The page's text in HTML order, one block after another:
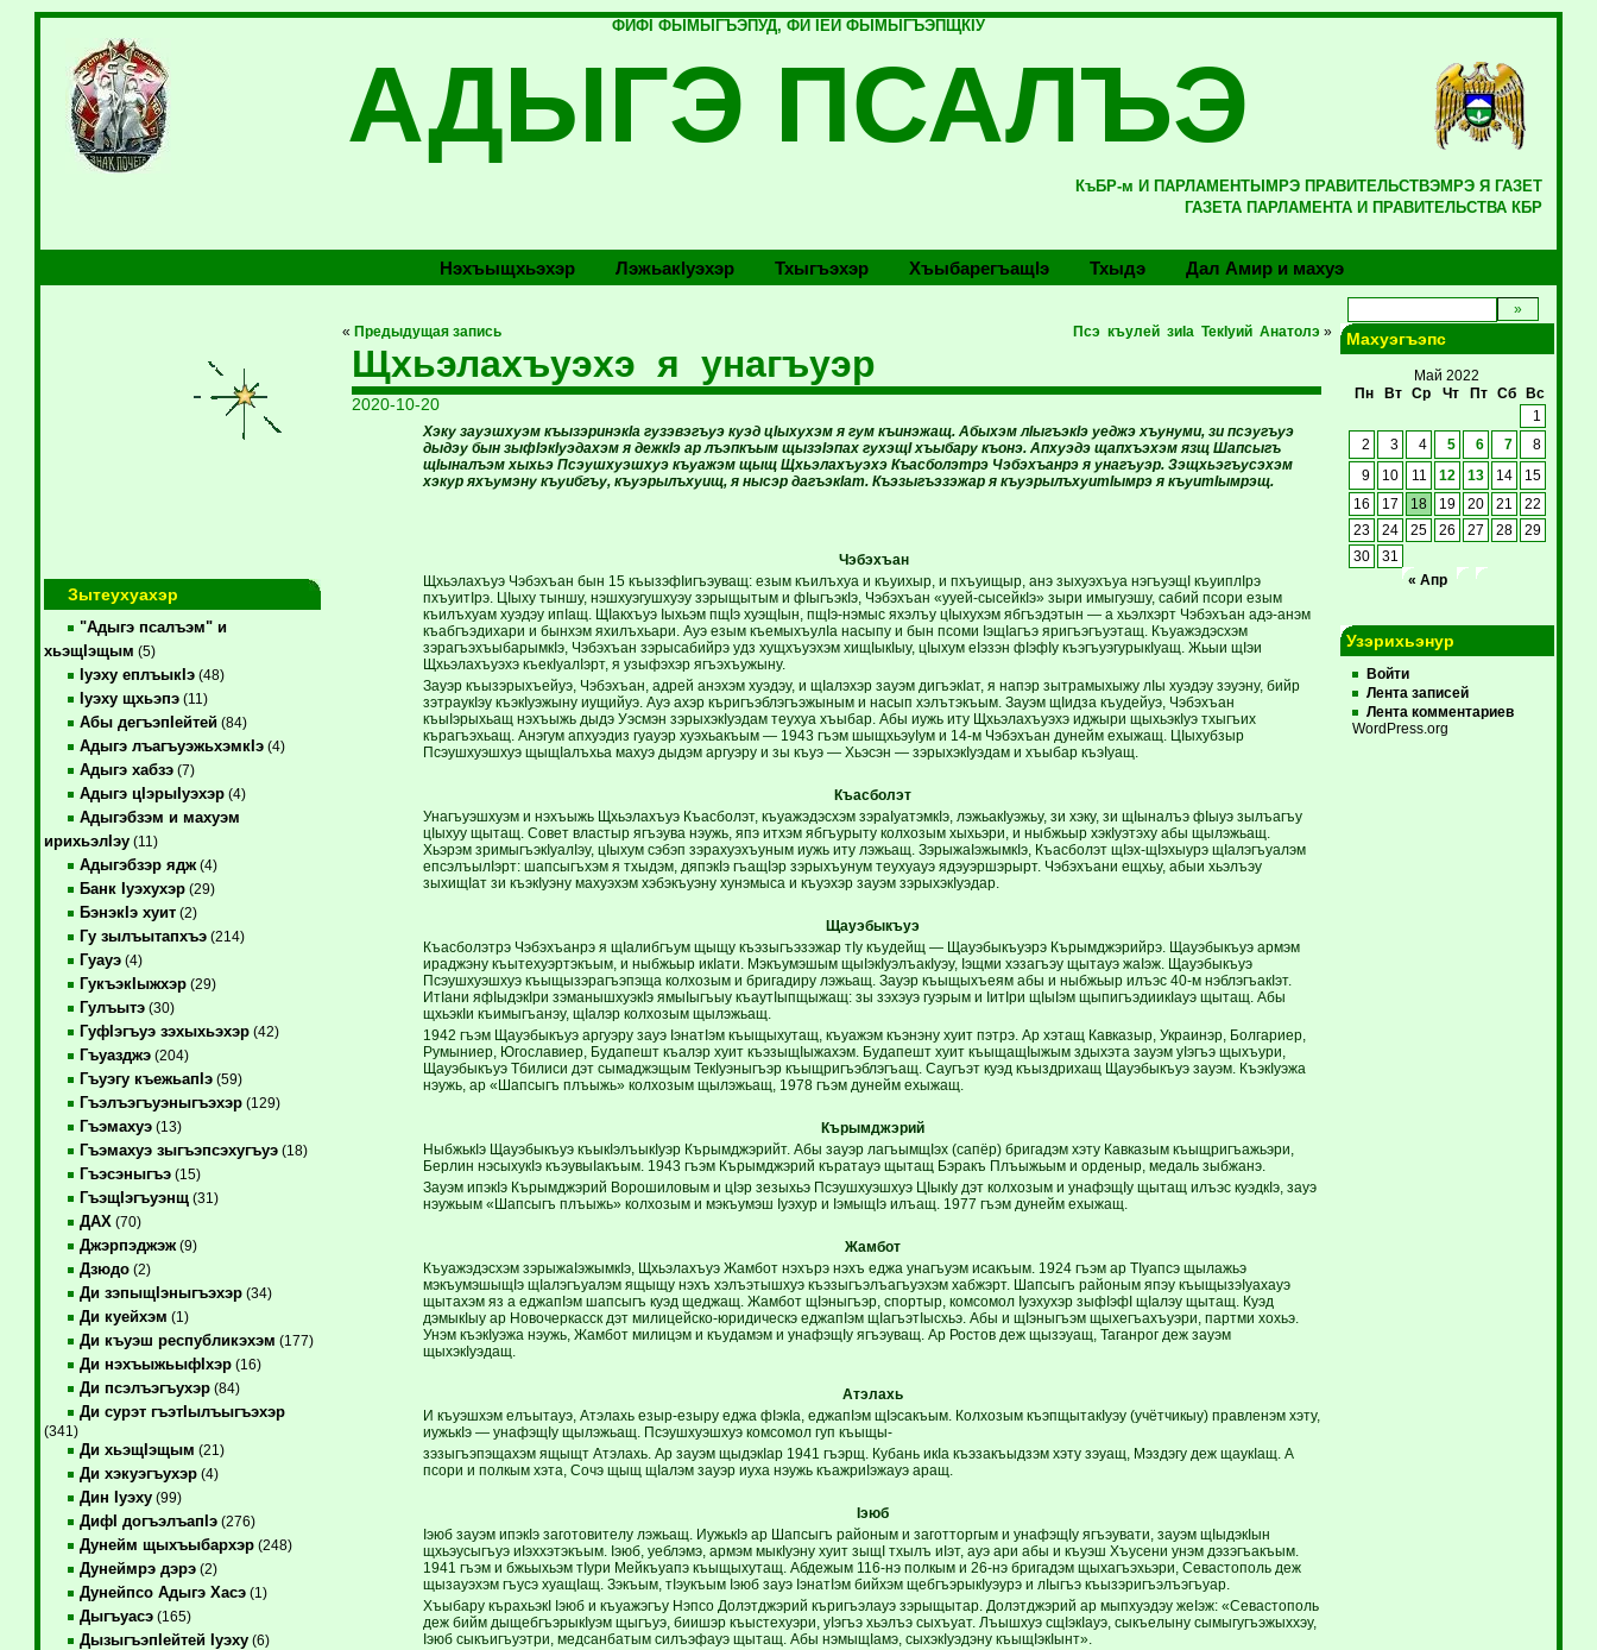
ФИФI ФЫМЫГЪЭПУД, ФИ IЕЙ ФЫМЫГЪЭПЩКIУ
АДЫГЭ ПСАЛЪЭ
КъБР-м И ПАРЛАМЕНТЫМРЭ ПРАВИТЕЛЬСТВЭМРЭ Я ГАЗЕТ
ГАЗЕТА ПАРЛАМЕНТА И ПРАВИТЕЛЬСТВА КБР
Нэхъыщхьэхэр Лэжьакlуэхэр Тхыгъэхэр Хъыбарегъащlэ Тхыдэ Дал Амир и махуэ
Зытеухуахэр
"Адыгэ псалъэм" и
хьэщIэщым (5)
Iуэху еплъыкIэ(48)
Iуэху щхьэпэ(11)
Абы дегъэпIейтей(84)
Адыгэ лъагъуэжьхэмкIэ(4)
Адыгэ хабзэ(7)
Адыгэ цIэрыIуэхэр(4)
Адыгэбзэм и махуэм
ирихьэлIэу(11)
Адыгэбзэр ядж(4)
Банк Iуэхухэр(29)
БэнэкIэ хуит(2)
Гу зылъытапхъэ(214)
Гуауэ(4)
ГукъэкIыжхэр(29)
Гулъытэ(30)
ГуфIэгъуэ зэхыхьэхэр(42)
Гъуазджэ(204)
Гъуэгу къежьапIэ(59)
Гъэлъэгъуэныгъэхэр(129)
Гъэмахуэ(13)
Гъэмахуэ зыгъэпсэхугъуэ(18)
Гъэсэныгъэ(15)
ГъэщIэгъуэнщ(31)
ДАХ (70)
Джэрпэджэж(9)
Дзюдо(2)
Ди зэпыщIэныгъэхэр(34)
Ди куейхэм (1)
Ди къуэш республикэхэм (177)
Ди нэхъыжьыфIхэр(16)
Ди псэлъэгъухэр(84)
Ди сурэт гъэтIылъыгъэхэр
(341)
Ди хьэщIэщым (21)
Ди хэкуэгъухэр(4)
Дин Iуэху(99)
ДифI догъэлъапIэ(276)
Дунейм щыхъыбархэр(248)
Дунеймрэ дэрэ(2)
Дунейпсо Адыгэ Хасэ(1)
Дыгъуасэ(165)
ДызыгъэпIейтей Iуэху(6)
« Предыдущая запись Псэ къулей зиIа ТекIуий Анатолэ»
Щхьэлахъуэхэ я унагъуэр
2020-10-20
Хэку зауэшхуэм къызэринэкIа гузэвэгъуэ куэд цIыхухэм я гум къинэжащ. Абыхэм лIыгъэкIэ уеджэ хъунуми, зи псэугъуэ
дыдэу бын зыфIэкIуэдахэм я дежкIэ ар лъэпкъым щызэIэпах гухэщI хъыбару къонэ. Апхуэдэ щапхъэхэм язщ Шапсыгъ
щIыналъэм хыхьэ Псэушхуэшхуэ къуажэм щыщ Щхьэлахъуэхэ Къасболэтрэ Чэбэхъанрэ я унагъуэр. Зэщхьэгъусэхэм
хэкур яхъумэну къуибгъу, къуэрылъхуищ, я нысэр дагъэкIат. Къэзыгъэзэжар я къуэрылъхуитIымрэ я къуитIымрэщ.
Чэбэхъан
Щхьэлахъуэ Чэбэхъан бын 15 къызэфIигъэуващ: езым къилъхуа и къуихыр, и пхъуищыр, анэ зыхуэхъуа нэгъуэщI къуиплIрэ
пхъуитIрэ. ЦIыху тыншу, нэшхуэгушхуэу зэрыщытым и фIыгъэкIэ, Чэбэхъан «ууей-сысейкIэ» зыри имыгуэшу, сабий псори езым
къилъхуам хуэдэу ипIащ. ЩIакхъуэ Iыхьэм пщIэ хуэщIын, пщIэ-нэмыс яхэлъу цIыхухэм ябгъэдэтын — а хьэлхэрт Чэбэхъан адэ-анэм
къабгъэдихари и бынхэм яхилъхьари. Ауэ езым къемыхъулIа насыпу и бын псоми IэщIагъэ яригъэгъуэтащ. Къуажэдэсхэм
зэрагъэхъыбарымкIэ, Чэбэхъан зэрысабийрэ удз хущхъуэхэм хищIыкIыу, цIыхум еIэзэн фIэфIу къэгъуэгурыкIуащ. Жьыи щIэи
Щхьэлахъуэхэ къекIуалIэрт, я узыфэхэр ягъэхъужыну.
Зауэр къызэрыхъейуэ, Чэбэхъан, адрей анэхэм хуэдэу, и щIалэхэр зауэм дигъэкIат, я напэр зытрамыхыжу лIы хуэдэу зэуэну, бийр
зэтраукIэу къэкIуэжыну иущийуэ. Ауэ ахэр къригъэблэгъэжыным и насып хэлътэкъым. Зауэм щIидза къудейуэ, Чэбэхъан
къыIэрыхьащ нэхъыжь дыдэ Уэсмэн зэрыхэкIуэдам теухуа хъыбар. Абы иужь иту Щхьэлахъуэхэ иджыри щыхьэкIуэ тхыгъих
кърагъэхьащ. Анэгум апхуэдиз гуауэр хуэхьакъым — 1943 гъэм шыщхьэуIум и 14-м Чэбэхъан дунейм ехыжащ. ЦIыхубзыр
Псэушхуэшхуэ щыщIалъхьа махуэ дыдэм аргуэру и зы къуэ — Хьэсэн — зэрыхэкIуэдам и хъыбар къэIуащ.
Къасболэт
Унагъуэшхуэм и нэхъыжь Щхьэлахъуэ Къасболэт, къуажэдэсхэм зэраIуатэмкIэ, лэжьакIуэжьу, зи хэку, зи щIыналъэ фIыуэ зылъагъу
цIыхуу щытащ. Совет властыр ягъэува нэужь, япэ итхэм ябгъурыту колхозым хыхьэри, и ныбжьыр хэкIуэтэху абы щылэжьащ.
Хьэрэм зримыгъэкIуалIэу, цIыхум сэбэп зэрахуэхъуным иужь иту лэжьащ. ЗэрыжаIэжымкIэ, Къасболэт щIэх-щIэхыурэ щIалэгъуалэм
епсэлъылIэрт: шапсыгъхэм я тхыдэм, дяпэкIэ гъащIэр зэрыхъунум теухуауэ ядэуэршэрырт. Чэбэхъани ещхьу, абыи хьэлъэу
зыхищIат зи къэкIуэну махуэхэм хэбэкъуэну хунэмыса и къуэхэр зауэм зэрыхэкIуэдар.
Щауэбыкъуэ
Къасболэтрэ Чэбэхъанрэ я щIалибгъум щыщу къэзыгъэзэжар тIу къудейщ — Щауэбыкъуэрэ Кърымджэрийрэ. Щауэбыкъуэ армэм
ираджэну къытехуэртэкъым, и ныбжьыр икIати. Мэкъумэшым щыIэкIуэлъакIуэу, Iэщми хэзагъэу щытауэ жаIэж. Щауэбыкъуэ
Псэушхуэшхуэ къыщызэрагъэпэща колхозым и бригадиру лэжьащ. Зауэр къыщыхъеям абы и ныбжьыр илъэс 40-м нэблэгъакIэт.
ИтIани яфIыдэкIри зэманышхуэкIэ ямыIыгъыу къаутIыпщыжащ: зы зэхэуэ гуэрым и IитIри щIыIэм щыпигъэдиикIауэ щытащ. Абы
щхьэкIи къимыгъанэу, щIалэр колхозым щылэжьащ.
1942 гъэм Щауэбыкъуэ аргуэру зауэ IэнатIэм къыщыхутащ, къуажэм къэнэну хуит пэтрэ. Ар хэтащ Кавказыр, Украинэр, Болгариер,
Румыниер, Югославиер, Будапешт къалэр хуит къэзыщIыжахэм. Будапешт хуит къыщащIыжым здыхэта зауэм уIэгъэ щыхъури,
Щауэбыкъуэ Тбилиси дэт сымаджэщым ТекIуэныгъэр къыщригъэблэгъащ. Саугъэт куэд къыздрихащ Щауэбыкъуэ зауэм. КъэкIуэжа
нэужь, ар «Шапсыгъ плъыжь» колхозым щылэжьащ, 1978 гъэм дунейм ехыжащ.
Кърымджэрий
НыбжькIэ Щауэбыкъуэ къыкIэлъыкIуэр Кърымджэрийт. Абы зауэр лагъымщIэх (сапёр) бригадэм хэту Кавказым къыщригъажьэри,
Берлин нэсыхукIэ къэувыIакъым. 1943 гъэм Кърымджэрий къратауэ щытащ Бэракъ Плъыжьым и орденыр, медаль зыбжанэ.
Зауэм ипэкIэ Кърымджэрий Ворошиловым и цIэр зезыхьэ Псэушхуэшхуэ ЦIыкIу дэт колхозым и унафэщIу щытащ илъэс куэдкIэ, зауэ
нэужьым «Шапсыгъ плъыжь» колхозым и мэкъумэш Iуэхур и IэмыщIэ илъащ. 1977 гъэм дунейм ехыжащ.
Жамбот
Къуажэдэсхэм зэрыжаIэжымкIэ, Щхьэлахъуэ Жамбот нэхърэ нэхъ еджа унагъуэм исакъым. 1924 гъэм ар ТIуапсэ щылажьэ
мэкъумэшыщIэ щIалэгъуалэм ящыщу нэхъ хэлъэтышхуэ къэзыгъэлъагъуэхэм хабжэрт. Шапсыгъ районым япэу къыщызэIуахауэ
щытахэм яз а еджапIэм шапсыгъ куэд щеджащ. Жамбот щIэныгъэр, спортыр, комсомол Iуэхухэр зыфIэфI щIалэу щытащ. Куэд
дэмыкIыу ар Новочеркасск дэт милицейско-юридическэ еджапIэм щIагъэтIысхьэ. Абы и щIэныгъэм щыхегъахъуэри, партми хохьэ.
Унэм къэкIуэжа нэужь, Жамбот милицэм и къудамэм и унафэщIу ягъэуващ. Ар Ростов деж щызэуащ, Таганрог деж зауэм
щыхэкIуэдащ.
Атэлахь
И къуэшхэм елъытауэ, Атэлахь езыр-езыру еджа фIэкIа, еджапIэм щIэсакъым. Колхозым къэпщытакIуэу (учётчикыу) правленэм хэту,
иужькIэ — унафэщIу щылэжьащ. Псэушхуэшхуэ комсомол гуп къыщы-
зэзыгъэпэщахэм ящыщт Атэлахь. Ар зауэм щыдэкIар 1941 гъэрщ. Кубань икIа къэзакъыдзэм хэту зэуащ, Мэздэгу деж щаукIащ. А
псори и полкым хэта, Сочэ щыщ щIалэм зауэр иуха нэужь къажриIэжауэ аращ.
Iэюб
Iэюб зауэм ипэкIэ заготовителу лэжьащ. ИужькIэ ар Шапсыгъ районым и заготторгым и унафэщIу ягъэувати, зауэм щIыдэкIын
щхьэусыгъуэ иIэххэтэкъым. Iэюб, уеблэмэ, армэм мыкIуэну хуит зыщI тхылъ иIэт, ауэ ари абы и къуэш Хъусени унэм дэзэгъакъым.
1941 гъэм и бжьыхьэм тIури Мейкъуапэ къыщыхутащ. Абдежым 116-нэ полкым и 26-нэ бригадэм щыхагъэхьэри, Севастополь деж
щызауэхэм гъусэ хуащIащ. Зэкъым, тIэукъым Iэюб зауэ IэнатIэм бийхэм щебгъэрыкIуэурэ и лIыгъэ къызэригъэлъэгъуар.
Хъыбару кърахьэкI Iэюб и къуажэгъу Нэпсо Долэтджэрий къригъэлауэ зэрыщытар. Долэтджэрий ар мыпхуэдэу жеIэж: «Севастополь
деж бийм дыщебгъэрыкIуэм щыгъуэ, биишэр къыстехуэри, уIэгъэ хьэлъэ сыхъуат. Лъышхуэ сщIэкIауэ, сыкъелыну сымыгугъэжыххэу,
Iэюб сыкъигъуэтри, медсанбатым силъэфауэ щытащ. Абы нэмыщIамэ, сыхэкIуэдэну къыщIэкIынт».
Махуэгъэпс
Май 2022
Пн
Вт Ср Чт Пт Сб
Вс
1
2
3 4 5 6 7 8
9 10 11 12 13 14
15
16
17 18 19 20 21
22
23
24 25 26 27 28
29
30
31
« Апр
Узэрихьэнур
Войти
Лента записей
Лента комментариев
WordPress.org